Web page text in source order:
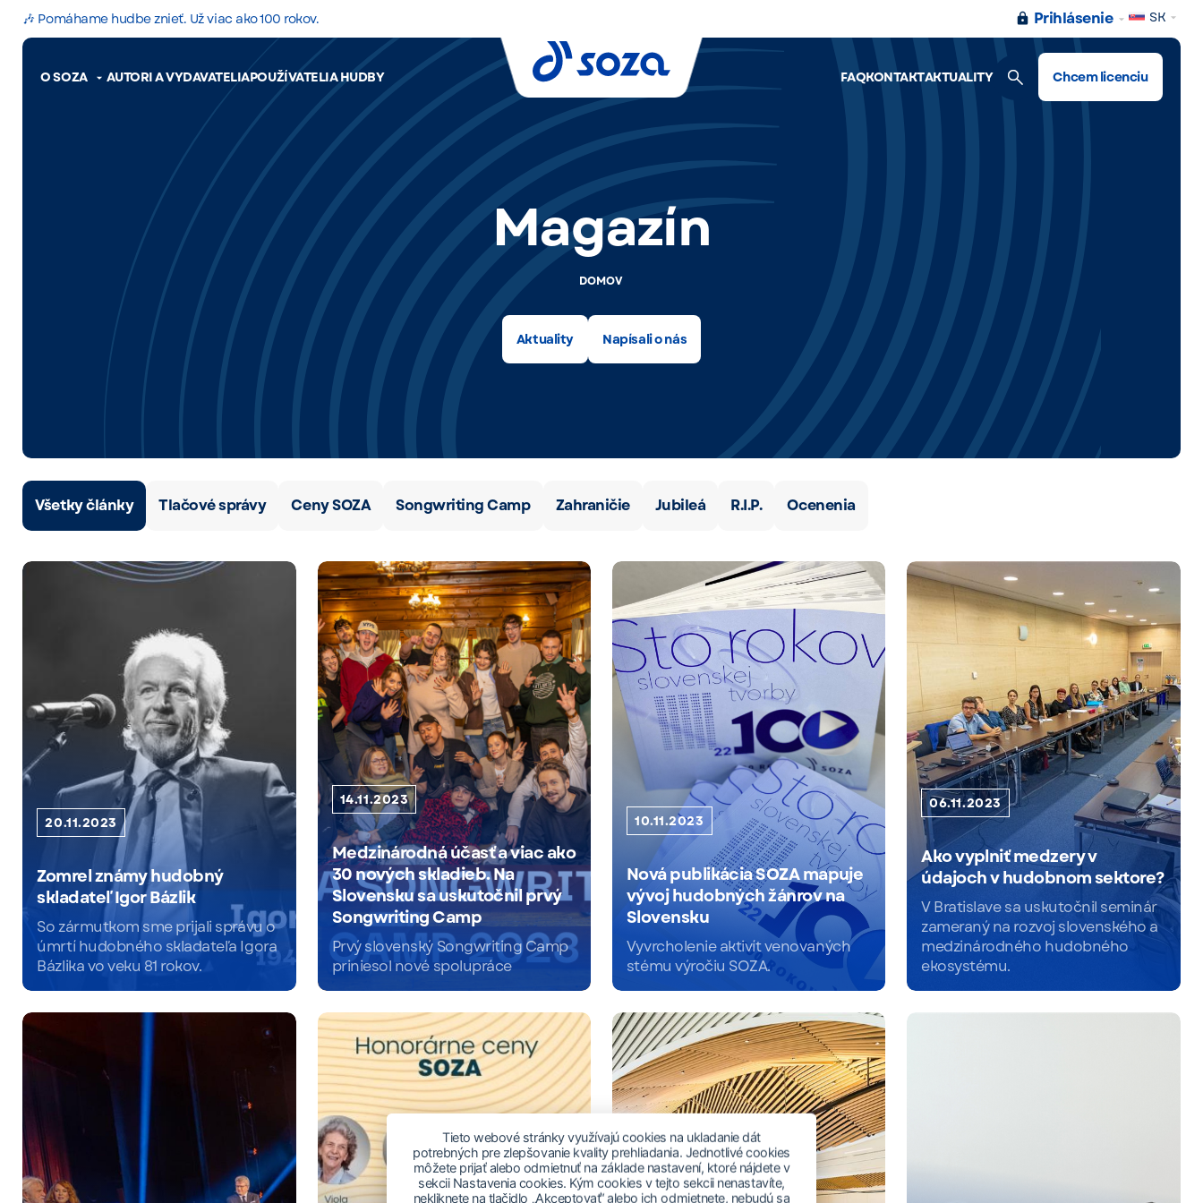
🎶 Pomáhame hudbe znieť. Už viac ako 100 rokov. Prihlásenie SK
O SOZA AUTORI A VYDAVATELIAPOUŽÍVATELIA HUDBY FAQKONTAKTAKTUALITY Chcem licenciu
Magazín
DOMOV
Aktuality Napísali o nás
Všetky články Tlačové správy Ceny SOZA Songwriting Camp Zahraničie Jubileá R.I.P. Ocenenia
20.11.2023
Zomrel známy hudobný
skladateľ Igor Bázlik
So zármutkom sme prijali správu o
úmrtí hudobného skladateľa Igora
Bázlika vo veku 81 rokov.
Čítať viac
14.11.2023
Medzinárodná účasť a viac ako
30 nových skladieb. Na
Slovensku sa uskutočnil prvý
Songwriting Camp
Prvý slovenský Songwriting Camp
priniesol nové spolupráce
Čítať viac
10.11.2023
Nová publikácia SOZA mapuje
vývoj hudobných žánrov na
Slovensku
Vyvrcholenie aktivít venovaných
stému výročiu SOZA.
Čítať viac
06.11.2023
Ako vyplniť medzery v
údajoch v hudobnom sektore?
V Bratislave sa uskutočnil seminár
zameraný na rozvoj slovenského a
medzinárodného hudobného
ekosystému.
Čítať viac
Tieto webové stránky využívajú cookies na ukladanie dát
potrebných pre zlepšovanie kvality prehliadania. Jednotlivé cookies
môžete prijať alebo odmietnuť na základe nastavení, ktoré nájdete v
sekcii Nastavenia cookies. Kým cookies v tejto sekcii nenastavíte,
nekliknete na tlačidlo „Akceptovať“ alebo ich odmietnete, nebudú sa